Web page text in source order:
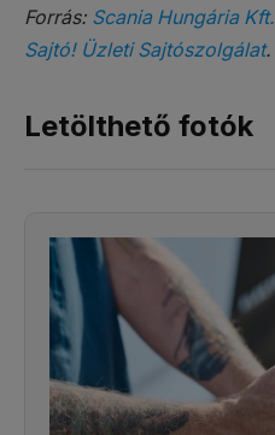
Forrás: Scania Hungária Kft.
Sajtó! Üzleti Sajtószolgálat.
Letölthető fotók